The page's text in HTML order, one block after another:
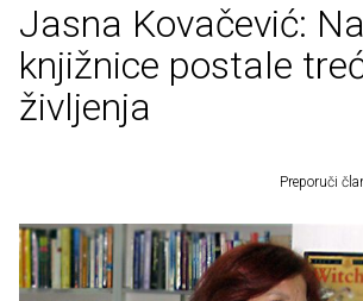
Jasna Kovačević:
knjižnice postale
življenja
Preporuči